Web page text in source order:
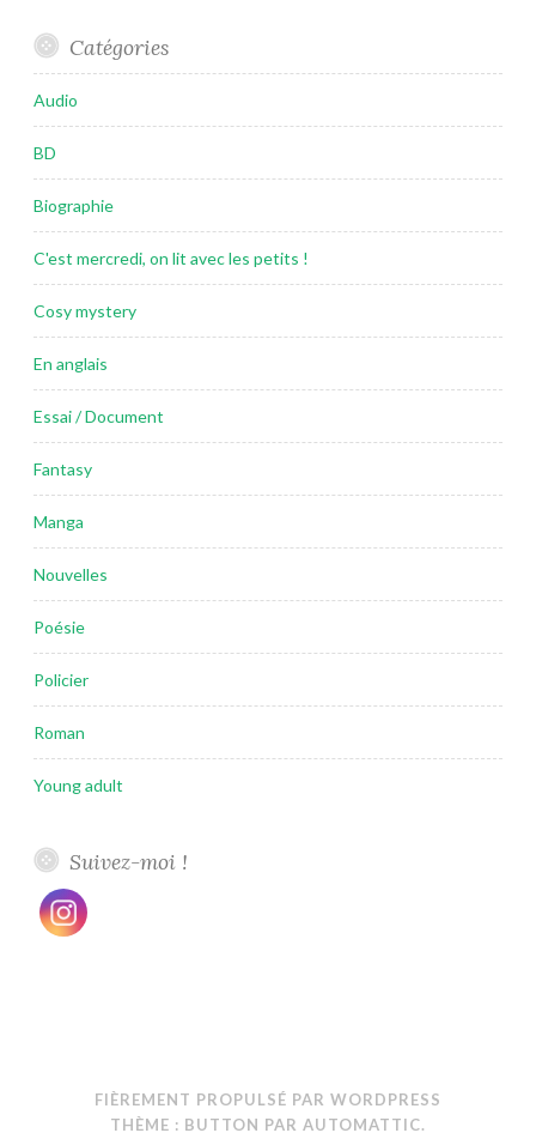
Catégories
Audio
BD
Biographie
C'est mercredi, on lit avec les petits !
Cosy mystery
En anglais
Essai / Document
Fantasy
Manga
Nouvelles
Poésie
Policier
Roman
Young adult
Suivez-moi !
FIÈREMENT PROPULSÉ PAR WORDPRESS
THÈME : BUTTON PAR AUTOMATTIC.